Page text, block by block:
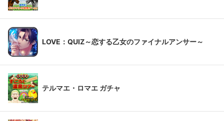
LOVE：QUIZ～恋する乙女のファイナルアンサー～
テルマエ・ロマエ ガチャ